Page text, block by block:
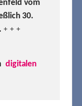
vom
30.
+ + +
digitalen